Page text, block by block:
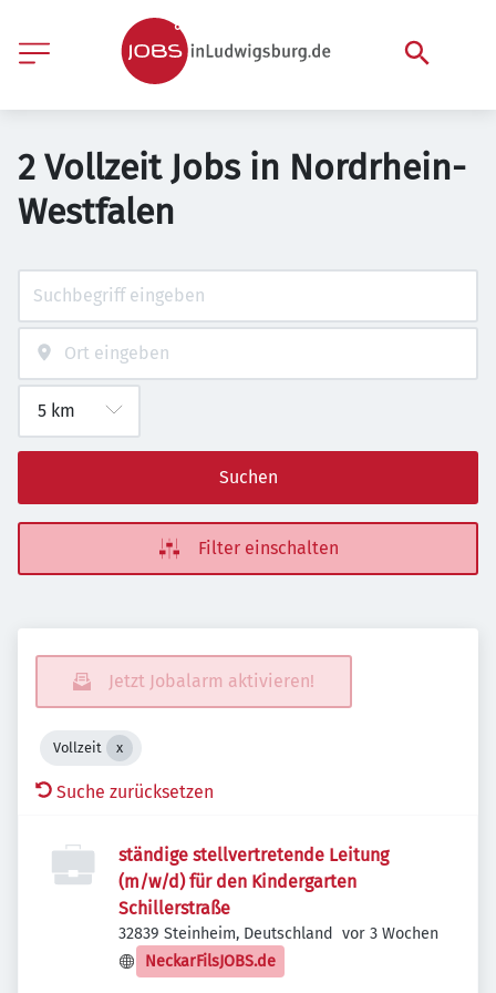
2 Vollzeit Jobs in Nordrhein-
Westfalen
Suchen
Filter einschalten
Jetzt Jobalarm aktivieren!
Vollzeit
Suche zurücksetzen
ständige stellvertretende Leitung
(m/w/d) für den Kindergarten
Schillerstraße
32839 Steinheim, Deutschland Veröffentlicht
vor 3 Wochen
NeckarFilsJOBS.de